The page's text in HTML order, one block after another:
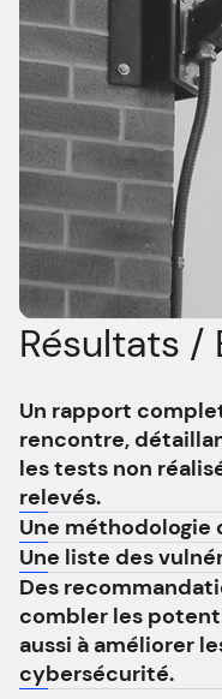
Résultats /
Un rapport
rencontre,
les tests non
relevés.
Une méthodologie
Une liste des
Des
combler les
aussi à améliorer
cybersécurité.